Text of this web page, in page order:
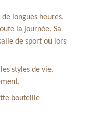
longues heures,
la journée. Sa
de sport ou lors
styles de vie.
bouteille